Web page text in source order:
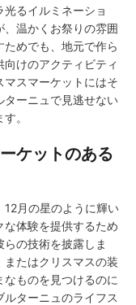
るイルミネーショ
、温かくお祭りの雰囲
ためでも、地元で作ら
けのアクティビティ
スマーケットにはそ
ターニュで見逃せない
。
ケットのある
12月の星のように輝い
体験を提供するため
の技術を披露しま
、またはクリスマスの装
ものを見つけるのに
ターニュのライフス